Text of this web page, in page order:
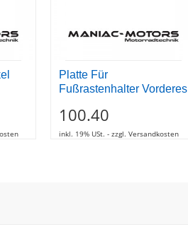
Platte Für
Fußrastenhalter Vorderes
100.40
inkl. 19% USt. - zzgl. Versandkosten